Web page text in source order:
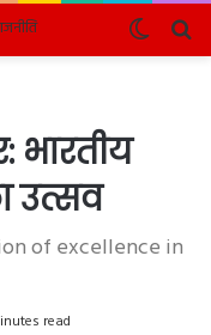
Switch
skin
भारतीय
उत्सव
of excellence in
read